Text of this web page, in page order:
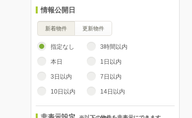
情報公開日
新着物件 更新物件
指定なし 3時間以内
本日 1日以内
3日以内 7日以内
10日以内 14日以内